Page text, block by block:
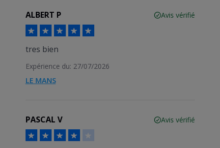
ALBERT P Avis vérifié
tres bien
Expérience du: 27/07/2026
LE MANS
PASCAL V Avis vérifié